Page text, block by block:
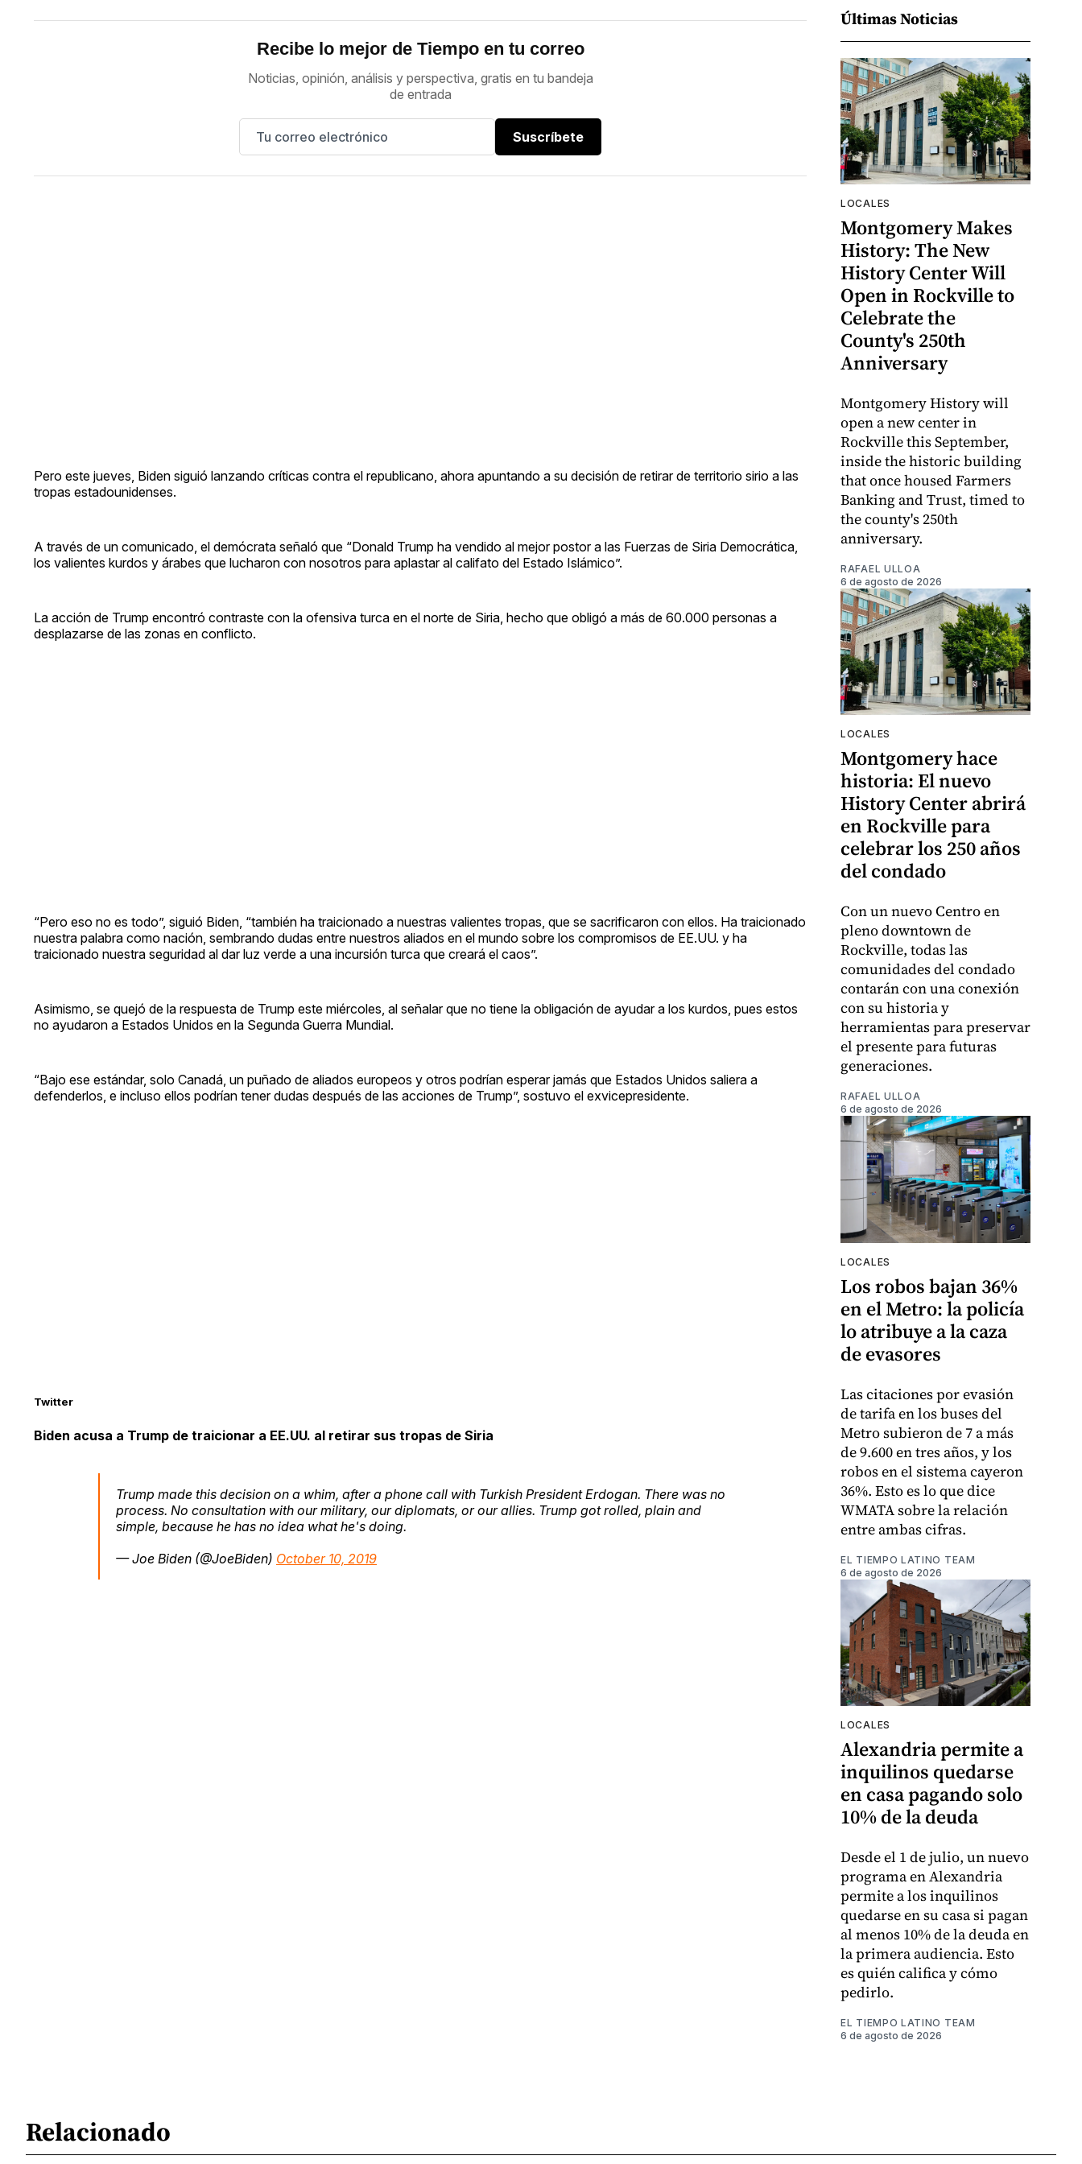
Recibe lo mejor de Tiempo en tu correo
Noticias, opinión, análisis y perspectiva, gratis en tu bandeja
de entrada
Suscríbete
Pero este jueves, Biden siguió lanzando críticas contra el republicano, ahora apuntando a su decisión de retirar de territorio sirio a las
tropas estadounidenses.
A través de un comunicado, el demócrata señaló que “Donald Trump ha vendido al mejor postor a las Fuerzas de Siria Democrática,
los valientes kurdos y árabes que lucharon con nosotros para aplastar al califato del Estado Islámico”.
La acción de Trump encontró contraste con la ofensiva turca en el norte de Siria, hecho que obligó a más de 60.000 personas a
desplazarse de las zonas en conflicto.
“Pero eso no es todo”, siguió Biden, “también ha traicionado a nuestras valientes tropas, que se sacrificaron con ellos. Ha traicionado
nuestra palabra como nación, sembrando dudas entre nuestros aliados en el mundo sobre los compromisos de EE.UU. y ha
traicionado nuestra seguridad al dar luz verde a una incursión turca que creará el caos”.
Asimismo, se quejó de la respuesta de Trump este miércoles, al señalar que no tiene la obligación de ayudar a los kurdos, pues estos
no ayudaron a Estados Unidos en la Segunda Guerra Mundial.
“Bajo ese estándar, solo Canadá, un puñado de aliados europeos y otros podrían esperar jamás que Estados Unidos saliera a
defenderlos, e incluso ellos podrían tener dudas después de las acciones de Trump”, sostuvo el exvicepresidente.
Twitter
Biden acusa a Trump de traicionar a EE.UU. al retirar sus tropas de Siria
Trump made this decision on a whim, after a phone call with Turkish President Erdogan. There was no
process. No consultation with our military, our diplomats, or our allies. Trump got rolled, plain and
simple, because he has no idea what he's doing.
— Joe Biden (@JoeBiden) October 10, 2019
Últimas Noticias
LOCALES
Montgomery Makes
History: The New
History Center Will
Open in Rockville to
Celebrate the
County's 250th
Anniversary
Montgomery History will
open a new center in
Rockville this September,
inside the historic building
that once housed Farmers
Banking and Trust, timed to
the county's 250th
anniversary.
RAFAEL ULLOA
6 de agosto de 2026
LOCALES
Montgomery hace
historia: El nuevo
History Center abrirá
en Rockville para
celebrar los 250 años
del condado
Con un nuevo Centro en
pleno downtown de
Rockville, todas las
comunidades del condado
contarán con una conexión
con su historia y
herramientas para preservar
el presente para futuras
generaciones.
RAFAEL ULLOA
6 de agosto de 2026
LOCALES
Los robos bajan 36%
en el Metro: la policía
lo atribuye a la caza
de evasores
Las citaciones por evasión
de tarifa en los buses del
Metro subieron de 7 a más
de 9.600 en tres años, y los
robos en el sistema cayeron
36%. Esto es lo que dice
WMATA sobre la relación
entre ambas cifras.
EL TIEMPO LATINO TEAM
6 de agosto de 2026
LOCALES
Alexandria permite a
inquilinos quedarse
en casa pagando solo
10% de la deuda
Desde el 1 de julio, un nuevo
programa en Alexandria
permite a los inquilinos
quedarse en su casa si pagan
al menos 10% de la deuda en
la primera audiencia. Esto
es quién califica y cómo
pedirlo.
EL TIEMPO LATINO TEAM
6 de agosto de 2026
Relacionado